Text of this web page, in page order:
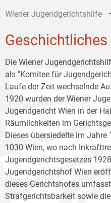
Wiener Jugendgerichtshilfe
Geschichtliches
Die Wiener
als "Komitee für
Laufe der Zeit wechselnde
1920 wurden der Wiener
Jugendgericht Wien in der
Räumlichkeiten im
Dieses übersiedelte im Jahre
1030 Wien, wo nach
Jugendgerichtsgesetzes
Jugendgerichtshof Wien
dieses Gerichtshofes
Strafgerichtsbarkeit sowie